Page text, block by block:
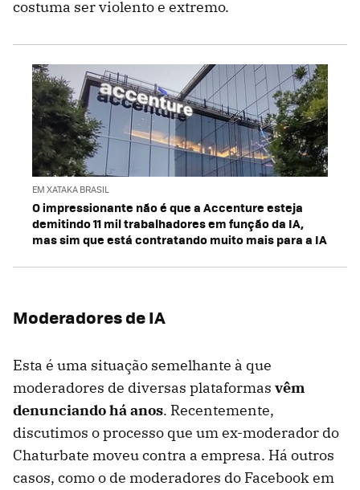
costuma ser violento e extremo.
EM XATAKA BRASIL
O impressionante não é que a Accenture esteja
demitindo 11 mil trabalhadores em função da IA,
mas sim que está contratando muito mais para a IA
Moderadores de IA
Esta é uma situação semelhante à que
moderadores de diversas plataformas vêm
denunciando há anos. Recentemente,
discutimos o processo que um ex-moderador do
Chaturbate moveu contra a empresa. Há outros
casos, como o de moderadores do Facebook em